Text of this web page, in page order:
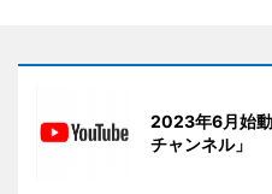
2023年6月始
チャンネル」